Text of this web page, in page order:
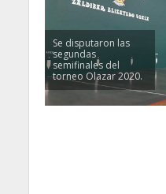
Se disputaron las
segundas
semifinales del
torneo Olazar 2020.